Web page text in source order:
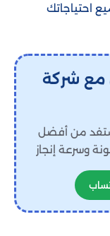
احتياجاتك
مع شركة
من أفضل
وسرعة إنجاز